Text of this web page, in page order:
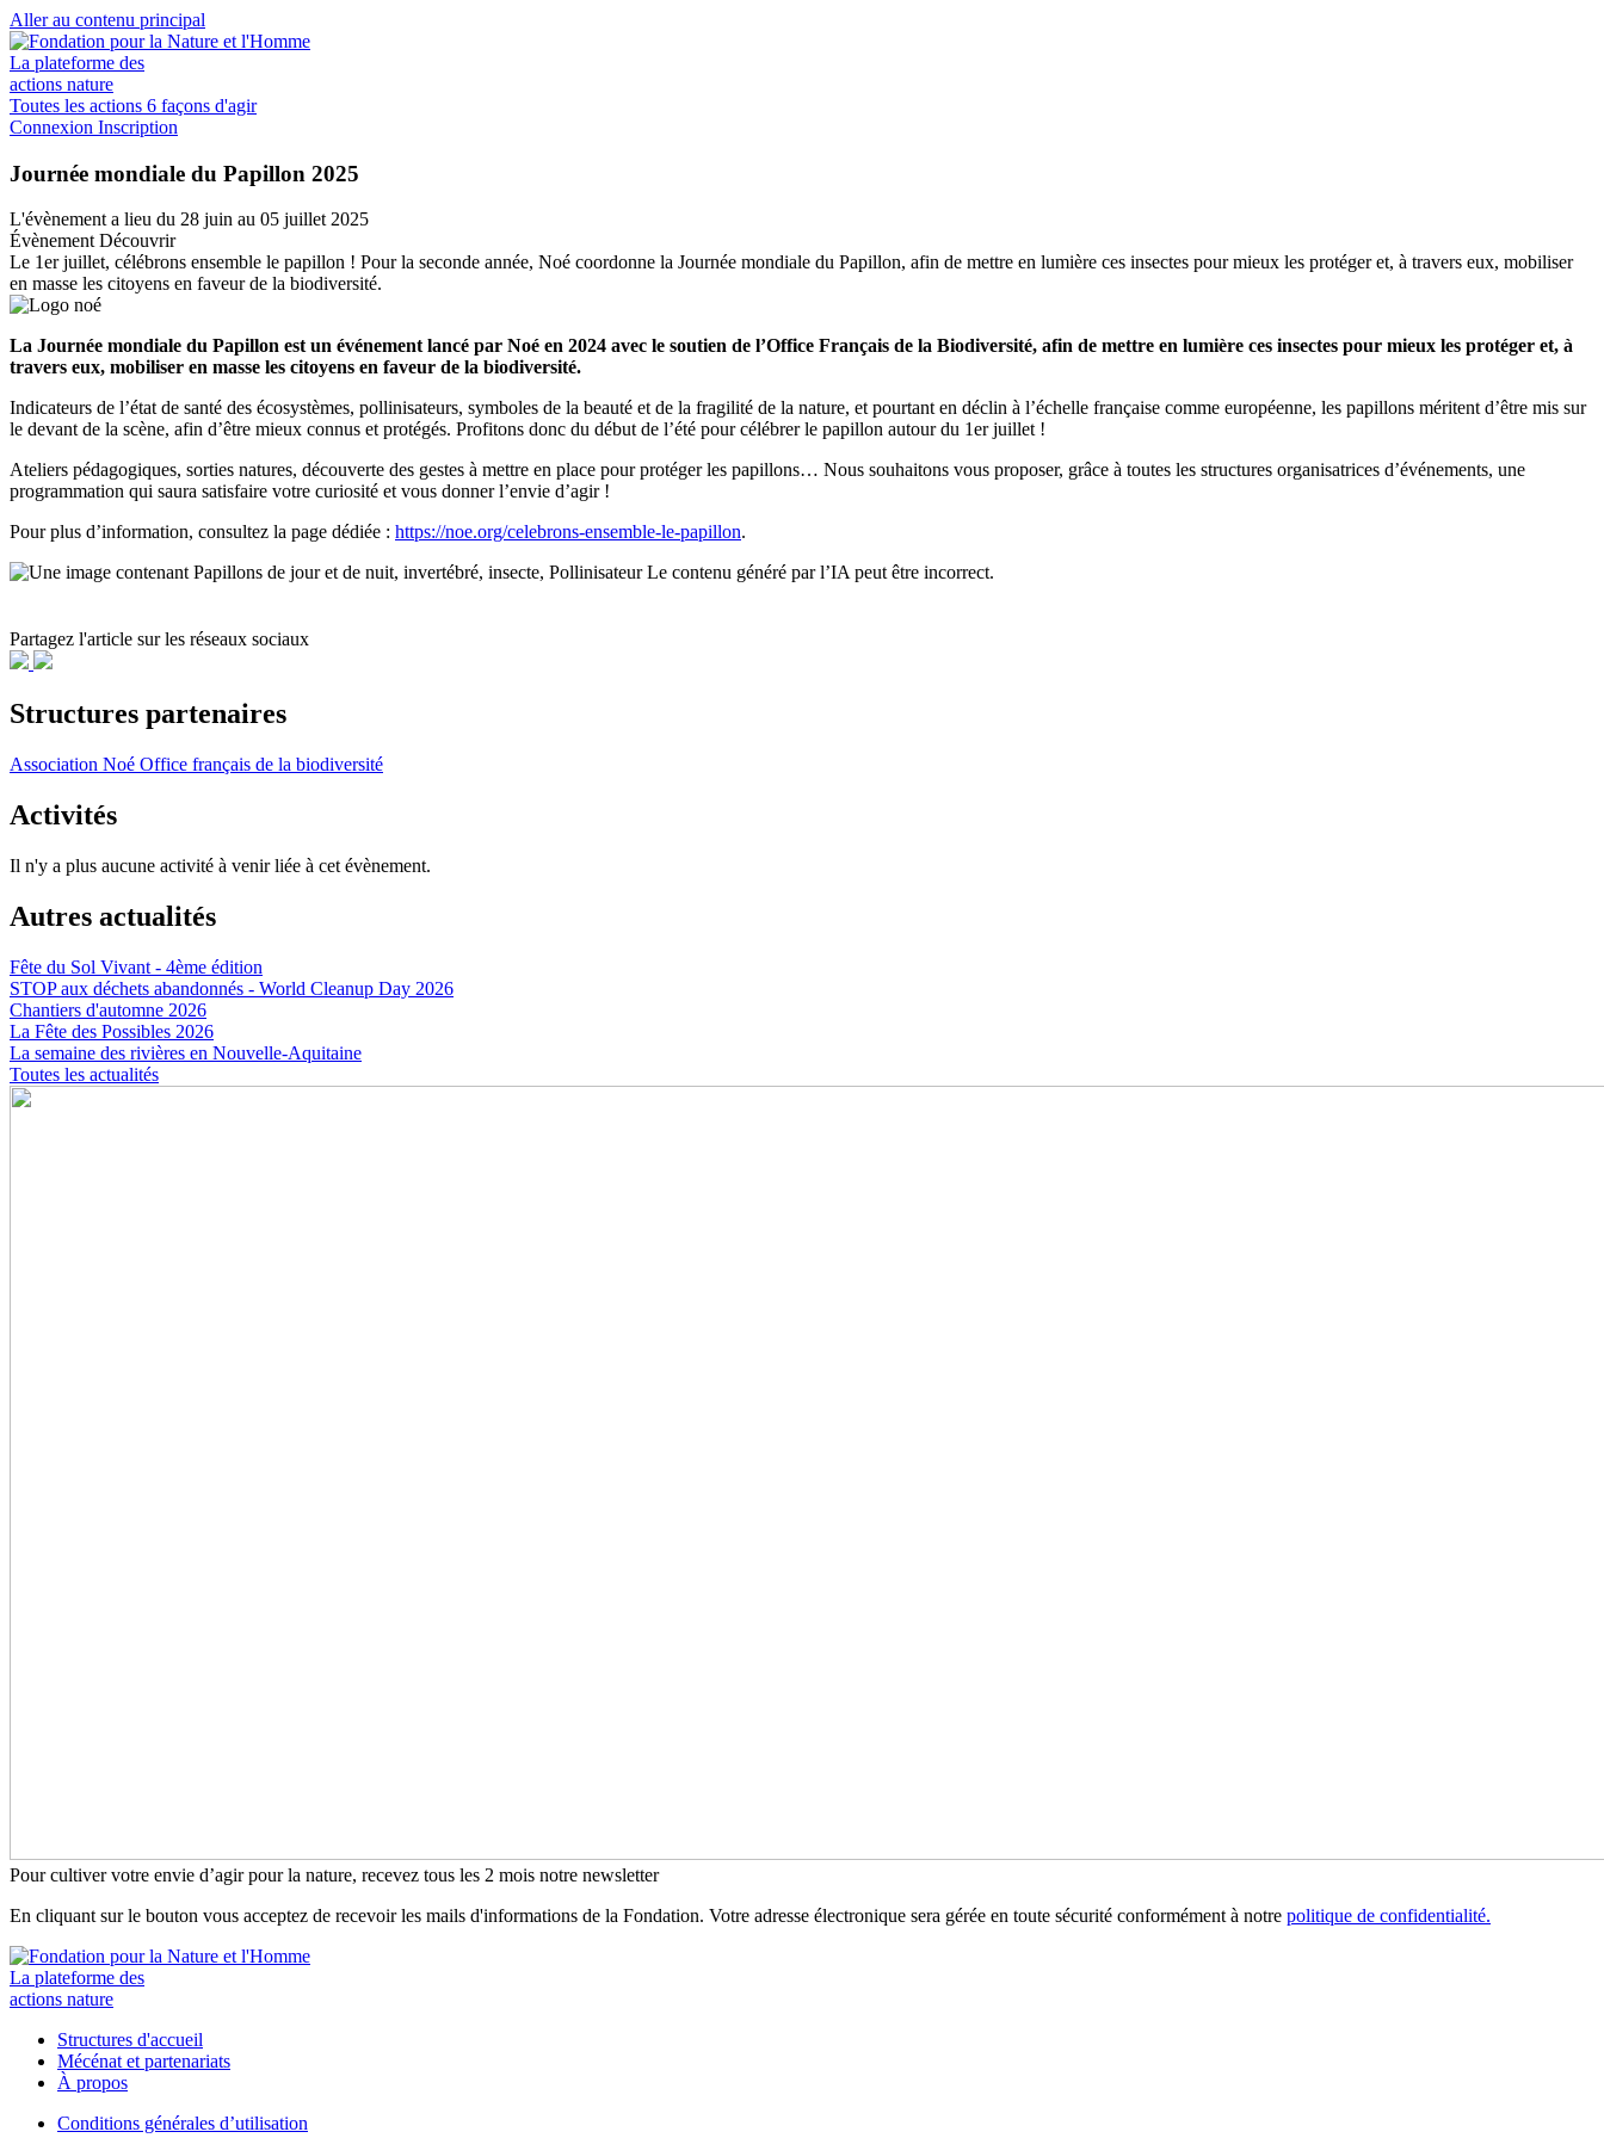
Aller au contenu principal
La plateforme des
actions nature
Toutes les actions 6 façons d'agir
Connexion Inscription
Journée mondiale du Papillon 2025
L'évènement a lieu du 28 juin au 05 juillet 2025
Évènement Découvrir
Le 1er juillet, célébrons ensemble le papillon ! Pour la seconde année, Noé coordonne la Journée mondiale du Papillon, afin de mettre en lumière ces insectes pour mieux les protéger et, à travers eux, mobiliser
en masse les citoyens en faveur de la biodiversité.
La Journée mondiale du Papillon est un événement lancé par Noé en 2024 avec le soutien de l’Office Français de la Biodiversité, afin de mettre en lumière ces insectes pour mieux les protéger et, à
travers eux, mobiliser en masse les citoyens en faveur de la biodiversité.
Indicateurs de l’état de santé des écosystèmes, pollinisateurs, symboles de la beauté et de la fragilité de la nature, et pourtant en déclin à l’échelle française comme européenne, les papillons méritent d’être mis sur
le devant de la scène, afin d’être mieux connus et protégés. Profitons donc du début de l’été pour célébrer le papillon autour du 1er juillet !
Ateliers pédagogiques, sorties natures, découverte des gestes à mettre en place pour protéger les papillons… Nous souhaitons vous proposer, grâce à toutes les structures organisatrices d’événements, une
programmation qui saura satisfaire votre curiosité et vous donner l’envie d’agir !
Pour plus d’information, consultez la page dédiée : https://noe.org/celebrons-ensemble-le-papillon.
Partagez l'article sur les réseaux sociaux
Structures partenaires
Association Noé Office français de la biodiversité
Activités
Il n'y a plus aucune activité à venir liée à cet évènement.
Autres actualités
Fête du Sol Vivant - 4ème édition
STOP aux déchets abandonnés - World Cleanup Day 2026
Chantiers d'automne 2026
La Fête des Possibles 2026
La semaine des rivières en Nouvelle-Aquitaine
Toutes les actualités
Pour cultiver votre envie d’agir pour la nature, recevez tous les 2 mois notre newsletter
En cliquant sur le bouton vous acceptez de recevoir les mails d'informations de la Fondation. Votre adresse électronique sera gérée en toute sécurité conformément à notre politique de confidentialité.
La plateforme des
actions nature
Structures d'accueil
Mécénat et partenariats
À propos
Conditions générales d’utilisation